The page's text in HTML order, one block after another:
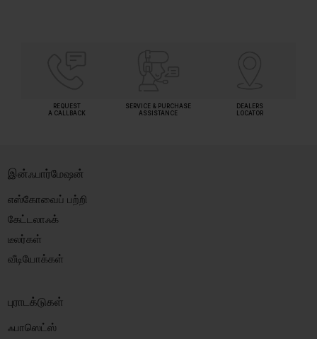
REQUEST
A CALLBACK
SERVICE & PURCHASE
ASSISTANCE
DEALERS
LOCATOR
இன்ஃபார்மேஷன்
எஸ்கோவைப் பற்றி
கேட்டலாஃக்
டீலர்கள்
வீடியோக்கள்
புராடக்டுகள்
ஃபாஸெட்ஸ்